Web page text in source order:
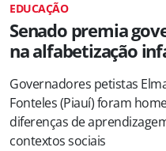
EDUCAÇÃO
Senado premia
na alfabetização
Governadores petistas
Fonteles (Piauí) foram
diferenças de
contextos sociais